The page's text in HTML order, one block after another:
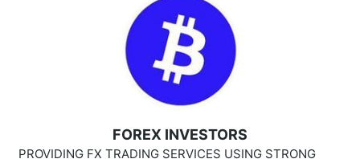
FOREX INVESTORS
PROVIDING FX TRADING SERVICES USING STRONG